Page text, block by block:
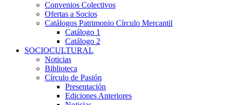
Convenios Colectivos
Ofertas a Socios
Catálogos Patrimonio Círculo Mercantil
Catálogo 1
Catálogo 2
SOCIOCULTURAL
Noticias
Biblioteca
Círculo de Pasión
Presentación
Ediciones Anteriores